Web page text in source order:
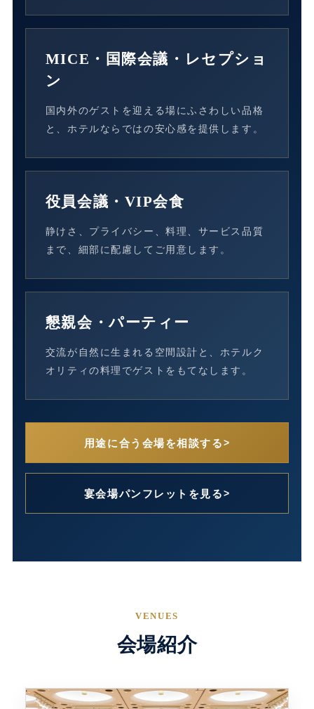
MICE・国際会議・レセプショ
ン
国内外のゲストを迎える場にふさわしい品格
と、ホテルならではの安心感を提供します。
役員会議・VIP会食
静けさ、プライバシー、料理、サービス品質
まで、細部に配慮してご用意します。
懇親会・パーティー
交流が自然に生まれる空間設計と、ホテルク
オリティの料理でゲストをもてなします。
用途に合う会場を相談する
宴会場パンフレットを見る
VENUES
会場紹介